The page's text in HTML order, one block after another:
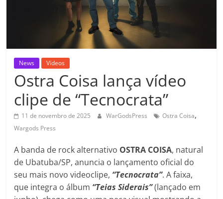
News Vídeos
Ostra Coisa lança vídeo
clipe de “Tecnocrata”
11 de novembro de 2025 WarGodsPress Ostra Coisa,
Wargods Press
A banda de rock alternativo OSTRA COISA, natural
de Ubatuba/SP, anuncia o lançamento oficial do
seu mais novo videoclipe, “Tecnocrata”. A faixa,
que integra o álbum “Teias Siderais”(lançado em